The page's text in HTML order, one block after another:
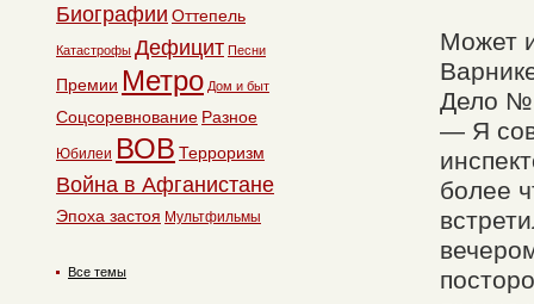
Может
Дело
— Я
более
Биографии Оттепель
Катастрофы Дефицит Песни
Премии Метро Дом и быт
Соцсоревнование Разное
Юбилеи ВОВ Терроризм
Война в Афганистане
Эпоха застоя Мультфильмы
Все темы